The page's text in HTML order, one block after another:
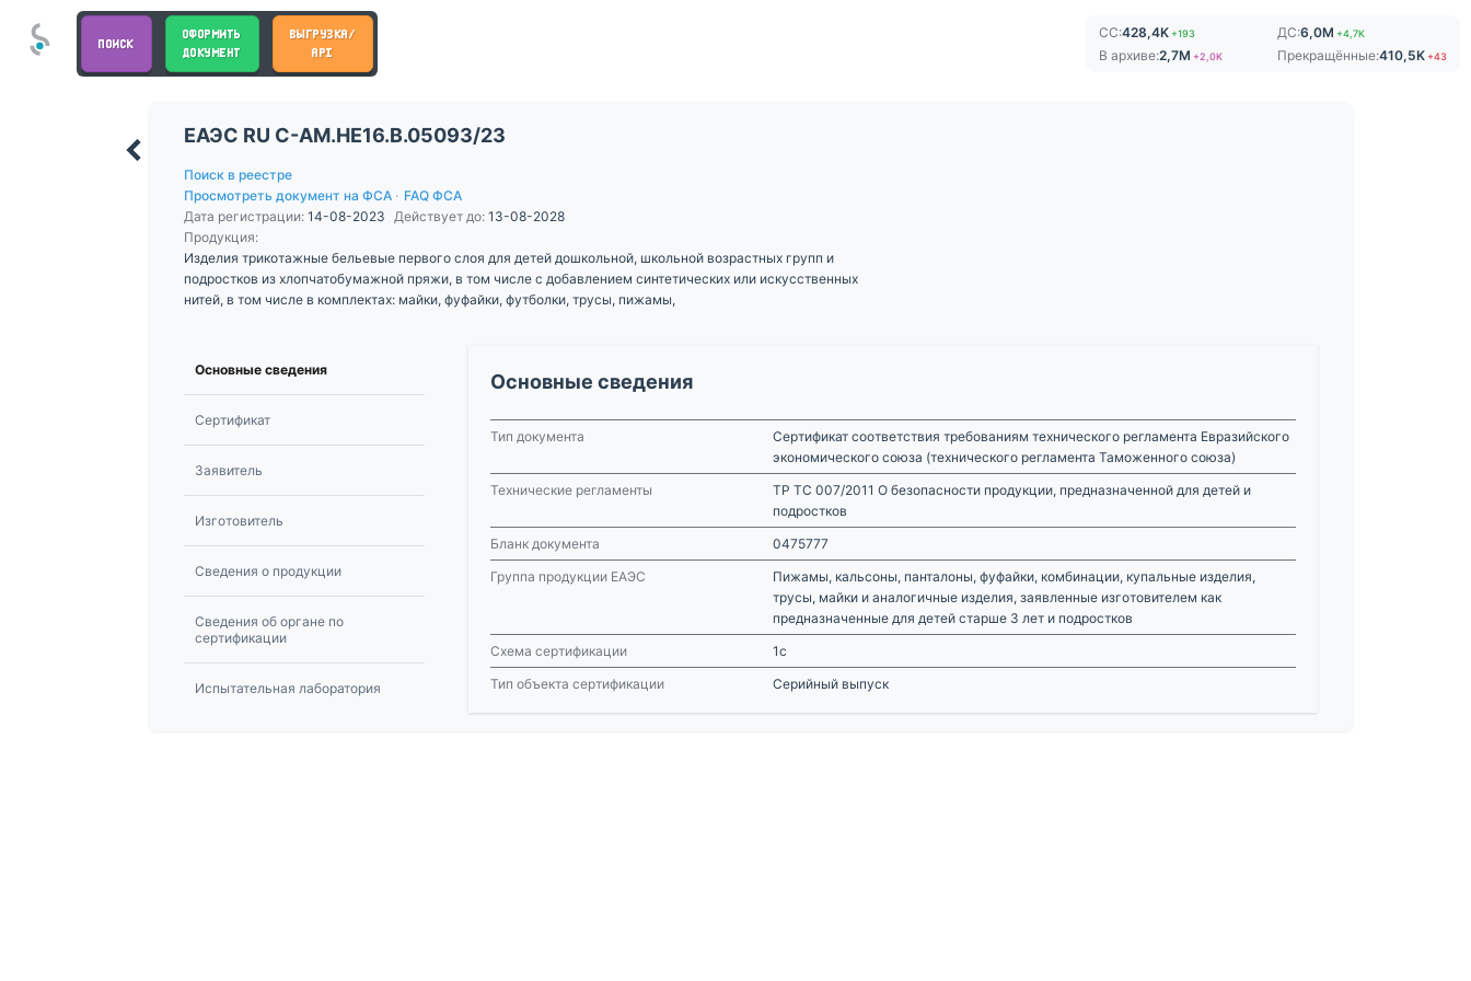
ПОИСК
ОФОРМИТЬ
ДОКУМЕНТ
ВЫГРУЗКА/
API
СС:428,4K+193 ДС:6,0M +4,7K
В архиве:2,7M +2,0K Прекращённые:410,5K +43
ЕАЭС RU С-AM.НЕ16.В.05093/23
Поиск в реестре
Просмотреть документ на ФСА · FAQ ФСА
Дата регистрации: 14-08-2023 Действует до: 13-08-2028
Продукция:
Изделия трикотажные бельевые первого слоя для детей дошкольной, школьной возрастных групп и
подростков из хлопчатобумажной пряжи, в том числе с добавлением синтетических или искусственных
нитей, в том числе в комплектах: майки, фуфайки, футболки, трусы, пижамы,
Основные сведения
Сертификат
Заявитель
Изготовитель
Сведения о продукции
Сведения об органе по
сертификации
Испытательная лаборатория
Основные сведения
Тип документа
Сертификат соответствия требованиям технического регламента Евразийского
экономического союза (технического регламента Таможенного союза)
Технические регламенты
ТР ТС 007/2011 О безопасности продукции, предназначенной для детей и
подростков
Бланк документа
0475777
Группа продукции ЕАЭС
Пижамы, кальсоны, панталоны, фуфайки, комбинации, купальные изделия,
трусы, майки и аналогичные изделия, заявленные изготовителем как
предназначенные для детей старше 3 лет и подростков
Схема сертификации
1с
Тип объекта сертификации
Серийный выпуск